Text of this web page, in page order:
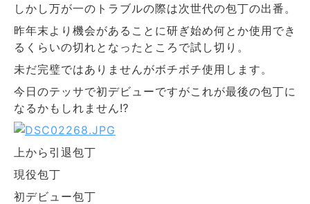
しかし万が一のトラブルの際は次世代の包丁の出番。
昨年末より機会があることに研ぎ始め何とか使用でき
るくらいの切れとなったところで試し切り。
未だ完璧ではありませんがボチボチ使用します。
今日のテッサで初デビューですがこれが最後の包丁に
なるかもしれません⁉
上から引退包丁
現役包丁
初デビュー包丁